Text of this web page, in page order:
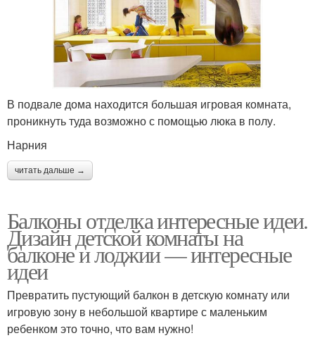
В подвале дома находится большая игровая комната,
проникнуть туда возможно с помощью люка в полу.
Нарния
читать дальше →
Балконы отделка интересные идеи.
Дизайн детской комнаты на
балконе и лоджии — интересные
идеи
Превратить пустующий балкон в детскую комнату или
игровую зону в небольшой квартире с маленьким
ребенком это точно, что вам нужно!